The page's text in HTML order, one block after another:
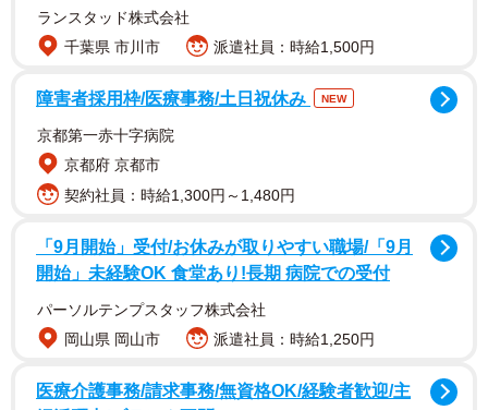
した。しかし離婚をきっかけに、子どもたちと離れて暮ら
すことに。
「一人で家に帰ると無音。涙が止まらない日々でした」
そんな中、母親の知人から紹介されたのが、生後約1カ月の
テンくんでした。母親からの“サプライズ”で迎えることにな
いもよらない存在となります。
「生きる希望を失っていた私に、テンが来てくれました」
ランスタッド株式会社
千葉県 市川市
派遣社員：時給1,500円
障害者採用枠/医療事務/土日祝休み NEW
京都第一赤十字病院
京都府 京都市
契約社員：時給1,300円～1,480円
「9月開始」受付/お休みが取りやすい職場/「9月
開始」未経験OK 食堂あり!長期 病院での受付
パーソルテンプスタッフ株式会社
岡山県 岡山市
派遣社員：時給1,250円
医療介護事務/請求事務/無資格OK/経験者歓迎/主